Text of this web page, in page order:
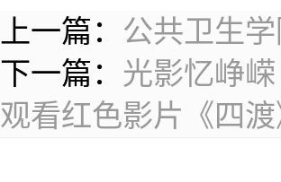
上一篇： 公共卫生
下一篇： 光影忆峥
观看红色影片《四